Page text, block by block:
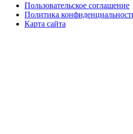
Пользовательское соглашение
Политика
Карта сайта